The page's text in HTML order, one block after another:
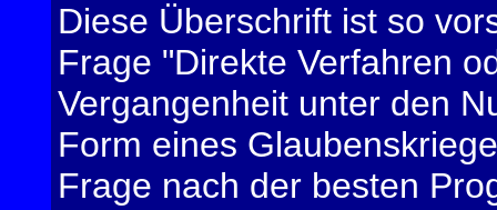
Diese Überschrift ist so
Frage "Direkte Verfahren
Vergangenheit unter den
Form eines
Frage nach der besten